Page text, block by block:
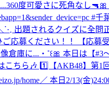
360度可愛さに死角なし
出題されるクイズに全
募ください！！ 【応募受
庫に...‧˚꒰🎀 本日は【#3
こちら🎶 1️⃣【AKB48】
home／ 本日2/13(金